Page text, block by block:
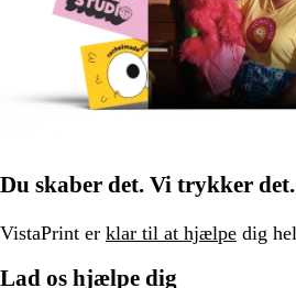
Du skaber det. Vi trykker
VistaPrint er klar til at hjælpe dig
Lad os hjælpe dig